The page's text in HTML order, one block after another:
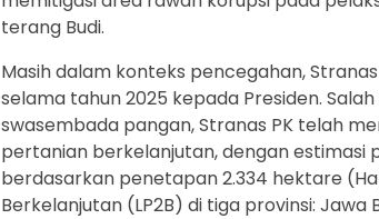
terang Budi.
Masih dalam konteks pencegahan,
selama tahun 2025 kepada Presiden.
swasembada pangan, Stranas PK telah
pertanian berkelanjutan, dengan estimasi
berdasarkan penetapan 2.334 hektare
Berkelanjutan (LP2B) di tiga provinsi: Jawa